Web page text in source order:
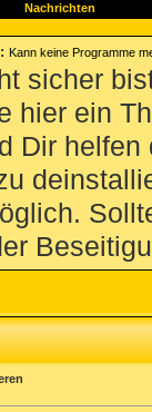
Nachrichten
: Kann keine Programme
sicher
hier ein
Dir